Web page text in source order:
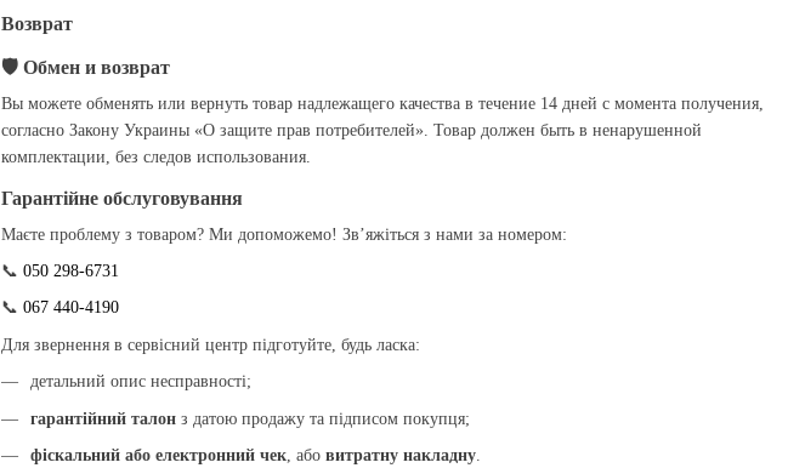
Возврат
🛡 Обмен и возврат
Вы можете обменять или вернуть товар надлежащего качества в течение 14 дней с момента получения,
согласно Закону Украины «О защите прав потребителей». Товар должен быть в ненарушенной
комплектации, без следов использования.
Гарантійне обслуговування
Маєте проблему з товаром? Ми допоможемо! Зв’яжіться з нами за номером:
📞 050 298-6731
📞 067 440-4190
Для звернення в сервісний центр підготуйте, будь ласка:
детальний опис несправності;
гарантійний талон з датою продажу та підписом покупця;
фіскальний або електронний чек, або витратну накладну.